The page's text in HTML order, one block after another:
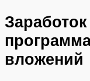
вложений